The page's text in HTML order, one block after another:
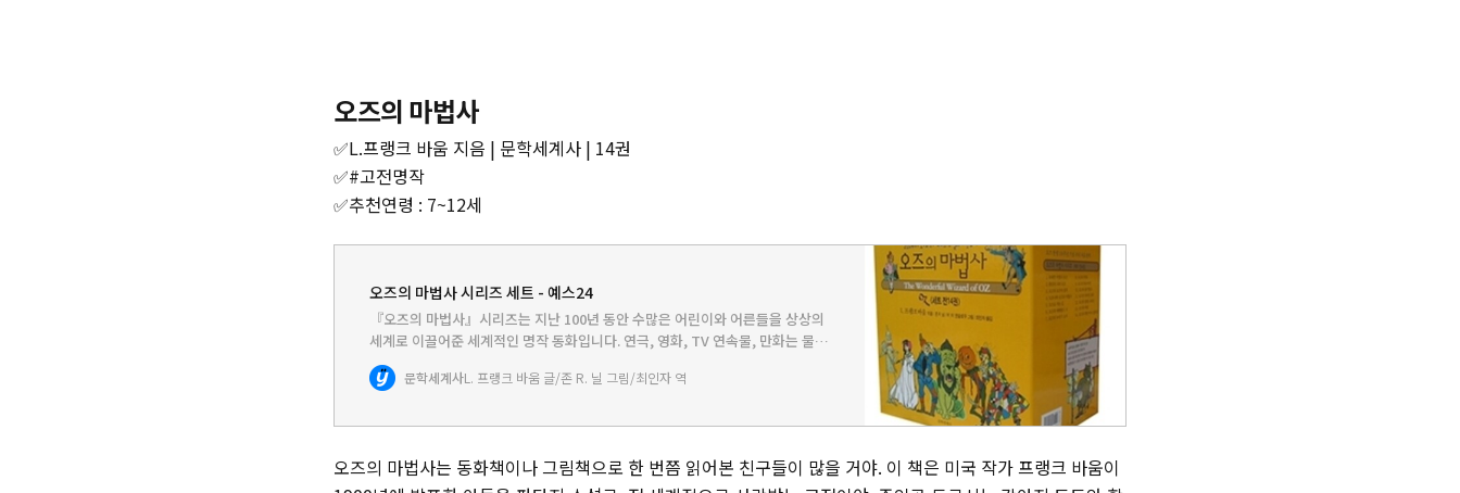
오즈의 마법사
✅L.프랭크 바움 지음 | 문학세계사 | 14권
‌✅#고전명작
‌✅추천연령 : 7~12세
오즈의 마법사 시리즈 세트 - 예스24
『오즈의 마법사』시리즈는 지난 100년 동안 수많은 어린이와 어른들을 상상의
세계로 이끌어준 세계적인 명작 동화입니다. 연극, 영화, TV 연속물, 만화는 물론
온갖 팬시용품으로 만들어져 오늘날까지 열렬한 사랑을 받고 있습니다. 문학세계
사의『오즈의 마법사』는…
문학세계사L. 프랭크 바움 글/존 R. 닐 그림/최인자 역
오즈의 마법사는 동화책이나 그림책으로 한 번쯤 읽어본 친구들이 많을 거야. 이 책은 미국 작가 프랭크 바움이